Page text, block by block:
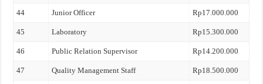
44 Junior Officer Rp17.000.000
45 Laboratory Rp15.300.000
46 Public Relation Supervisor Rp14.200.000
47 Quality Management Staff Rp18.500.000